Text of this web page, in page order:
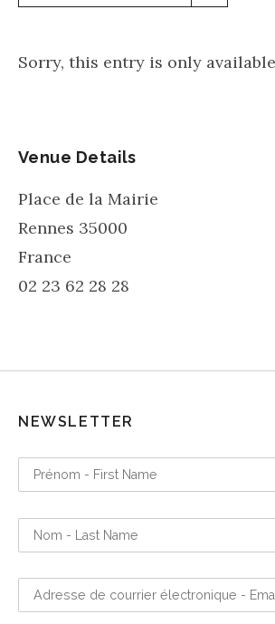
Sorry, this entry is only
Venue Details
Place de la Mairie
Rennes 35000
France
02 23 62 28 28
NEWSLETTER